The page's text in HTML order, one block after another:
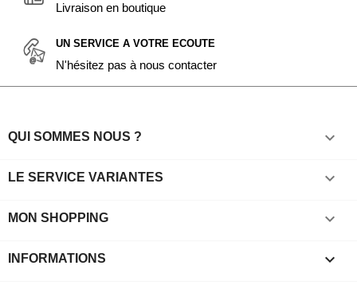
Livraison en boutique
UN SERVICE A VOTRE ECOUTE
N'hésitez pas à nous contacter
QUI SOMMES NOUS ? 
LE SERVICE VARIANTES 
MON SHOPPING 
INFORMATIONS keyboard_arrow_down